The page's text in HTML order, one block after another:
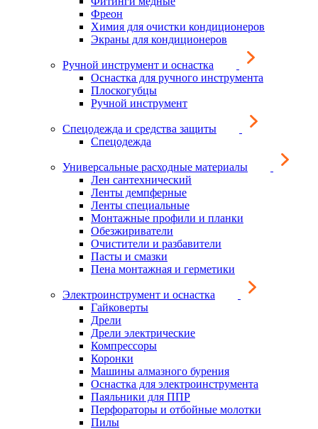
Фреон
Химия для очистки кондиционеров
Экраны для кондиционеров
Ручной инструмент и оснастка
Оснастка для ручного инструмента
Плоскогубцы
Ручной инструмент
Спецодежда и средства защиты
Спецодежда
Универсальные расходные материалы
Лен сантехнический
Ленты демпферные
Ленты специальные
Монтажные профили и планки
Обезжириватели
Очистители и разбавители
Пасты и смазки
Пена монтажная и герметики
Электроинструмент и оснастка
Гайковерты
Дрели
Дрели электрические
Компрессоры
Коронки
Машины алмазного бурения
Оснастка для электроинструмента
Паяльники для ППР
Перфораторы и отбойные молотки
Пилы